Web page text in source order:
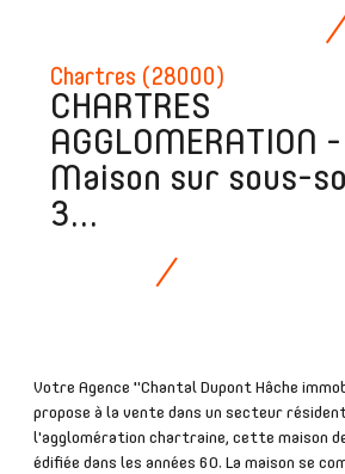
Chartres (28000)
CHARTRES
AGGLOMERATION -
Maison sur sous-
3...
Votre Agence "Chantal Dupont Hâche
propose à la vente dans un secteur
l'agglomération chartraine, cette maison
édifiée dans les années 60. La maison se